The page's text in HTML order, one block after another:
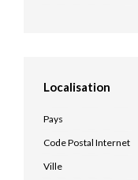
Localisation
Pays
Code Postal Internet
Ville